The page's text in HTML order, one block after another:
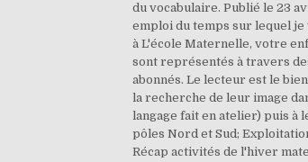
du vocabulaire. Publié le 23
emploi du temps sur lequel
à L'école Maternelle, votre
sont représentés à travers
abonnés. Le lecteur est le
la recherche de leur image
langage fait en atelier) puis à
pôles Nord et Sud;
Récap activités de l'hiver